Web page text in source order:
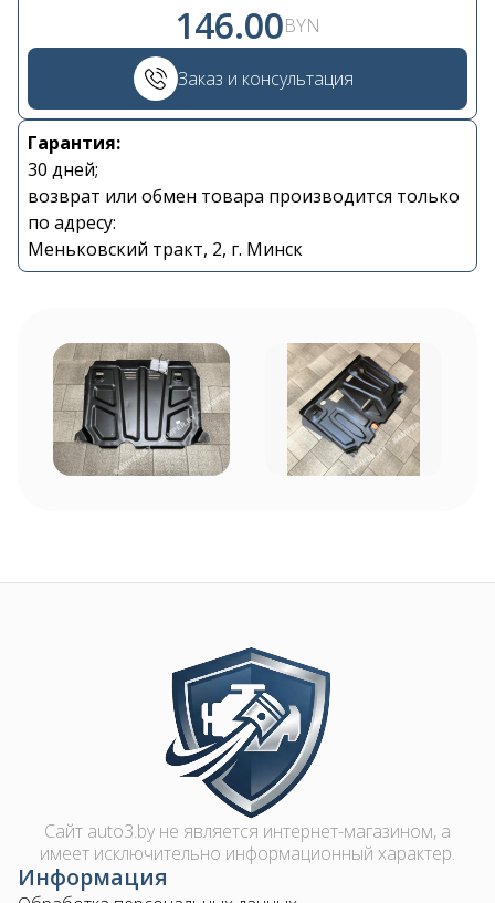
146.00BYN
Заказ и консультация
Гарантия:
30 дней;
возврат или обмен товара производится только
по адресу:
Меньковский тракт, 2, г. Минск
Контакты
+375 29 870 15 80
Viber
shupik21@bk.ru
Image
Сайт auto3.by не является интернет-магазином, а
имеет исключительно информационный характер.
Информация